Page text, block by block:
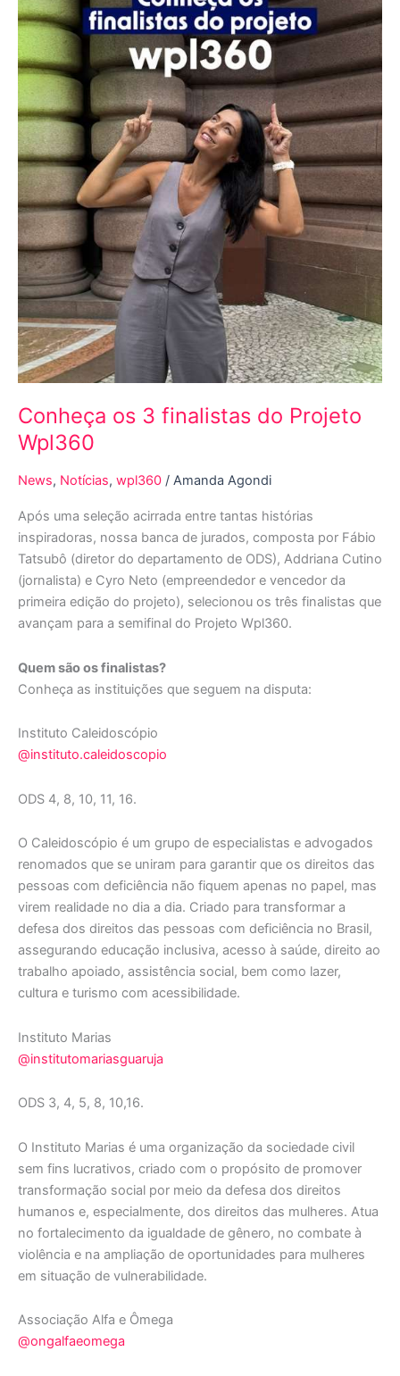
Conheça os 3 finalistas do Projeto
Wpl360
News, Notícias, wpl360 / Amanda Agondi
Após uma seleção acirrada entre tantas histórias
inspiradoras, nossa banca de jurados, composta por Fábio
Tatsubô (diretor do departamento de ODS), Addriana Cutino
(jornalista) e Cyro Neto (empreendedor e vencedor da
primeira edição do projeto), selecionou os três finalistas que
avançam para a semifinal do Projeto Wpl360.
Quem são os finalistas?
Conheça as instituições que seguem na disputa:
Instituto Caleidoscópio
@instituto.caleidoscopio
ODS 4, 8, 10, 11, 16.
O Caleidoscópio é um grupo de especialistas e advogados
renomados que se uniram para garantir que os direitos das
pessoas com deficiência não fiquem apenas no papel, mas
virem realidade no dia a dia. Criado para transformar a
defesa dos direitos das pessoas com deficiência no Brasil,
assegurando educação inclusiva, acesso à saúde, direito ao
trabalho apoiado, assistência social, bem como lazer,
cultura e turismo com acessibilidade.
Instituto Marias
@institutomariasguaruja
ODS 3, 4, 5, 8, 10,16.
O Instituto Marias é uma organização da sociedade civil
sem fins lucrativos, criado com o propósito de promover
transformação social por meio da defesa dos direitos
humanos e, especialmente, dos direitos das mulheres. Atua
no fortalecimento da igualdade de gênero, no combate à
violência e na ampliação de oportunidades para mulheres
em situação de vulnerabilidade.
Associação Alfa e Ômega
@ongalfaeomega
do
Projeto
Wpl360